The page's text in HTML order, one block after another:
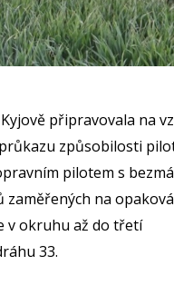
připravovala na
způsobilosti
pilotem s
na
v okruhu až do třetí
33.